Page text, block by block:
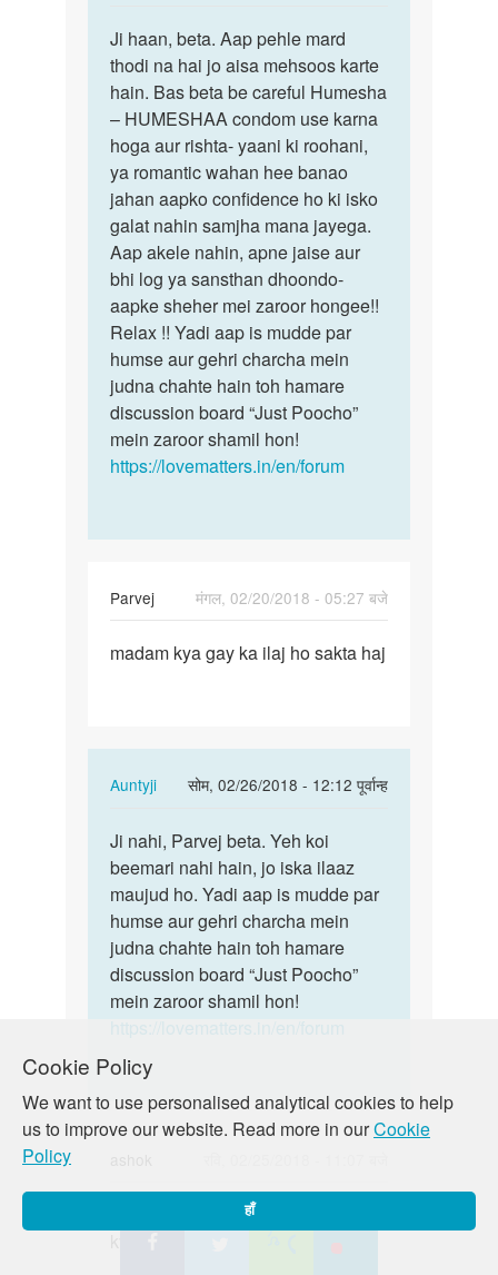
Cookie Policy
We want to use personalised analytical cookies to help
us to improve our website. Read more in ourCookie
Policy
हाँ
to
Kya
gay
boy
ko
boy
k
sath
hi…
by
kuamar
kuamr
Raj
Ji
haan,
beta.
Aap
pehle…
Ji haan, beta. Aap pehle mard
thodi na hai jo aisa mehsoos karte
hain. Bas beta be careful Humesha
– HUMESHAA condom use karna
hoga aur rishta- yaani ki roohani,
ya romantic wahan hee banao
jahan aapko confidence ho ki isko
galat nahin samjha mana jayega.
Aap akele nahin, apne jaise aur
bhi log ya sansthan dhoondo-
aapke sheher mei zaroor hongee!!
Relax !! Yadi aap is mudde par
humse aur gehri charcha mein
judna chahte hain toh hamare
discussion board “Just Poocho”
mein zaroor shamil hon!
https://lovematters.in/en/forum
Parvej
मंगल, 02/20/2018 - 05:27 बजे
madam
ho…
madam kya gay ka ilaj ho sakta haj
Auntyji
सोम, 02/26/2018 - 12:12 पूर्वान्ह
In
to
madam
kya
gay
ka
ilaj
ho…
Ji
nahi,
Parvej
beta.
Yeh…
Ji nahi, Parvej beta. Yeh koi
beemari nahi hain, jo iska ilaaz
maujud ho. Yadi aap is mudde par
humse aur gehri charcha mein
judna chahte hain toh hamare
discussion board “Just Poocho”
mein zaroor shamil hon!
पर्मालिंक
kya agar do landke sex karte hai to
kya pargnat hone ka dar rheta hai